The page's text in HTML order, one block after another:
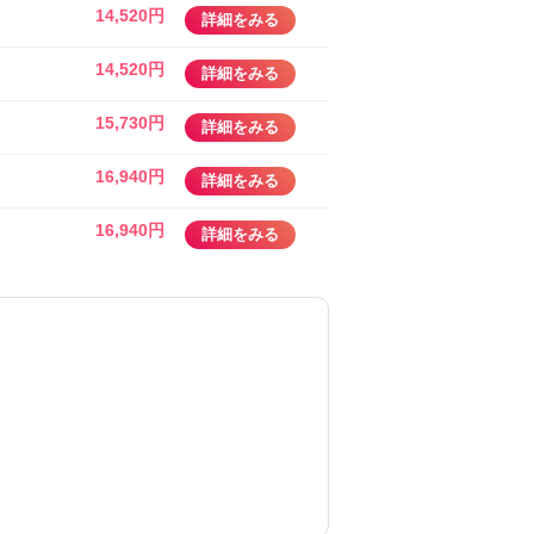
14,520円 詳細をみる
14,520円 詳細をみる
15,730円 詳細をみる
16,940円 詳細をみる
16,940円 詳細をみる